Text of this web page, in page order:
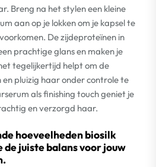
Breng na het stylen een kleine
aan op je lokken om je kapsel te
De zijdeproteïnen in
prachtige glans en maken je
tegelijkertijd helpt om de
pluizig haar onder controle te
als finishing touch geniet je
en verzorgd haar.
hoeveelheden biosilk
juiste balans voor jouw